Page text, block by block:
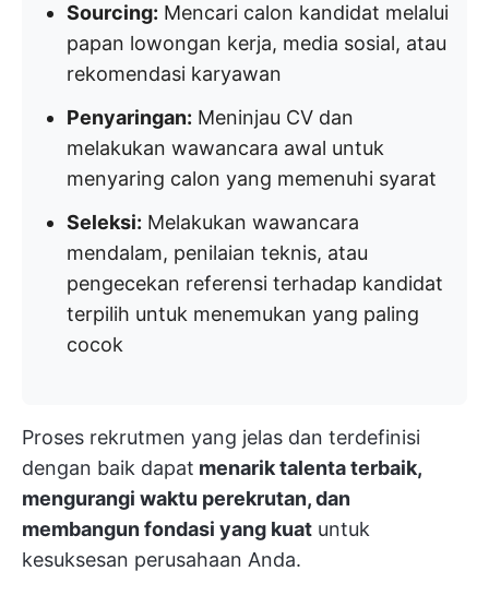
Sourcing: Mencari calon kandidat melalui
papan lowongan kerja, media sosial, atau
rekomendasi karyawan
Penyaringan: Meninjau CV dan
melakukan wawancara awal untuk
menyaring calon yang memenuhi syarat
Seleksi: Melakukan wawancara
mendalam, penilaian teknis, atau
pengecekan referensi terhadap kandidat
terpilih untuk menemukan yang paling
cocok
Proses rekrutmen yang jelas dan terdefinisi
dengan baik dapat menarik talenta terbaik,
mengurangi waktu perekrutan, dan
membangun fondasi yang kuat untuk
kesuksesan perusahaan Anda.